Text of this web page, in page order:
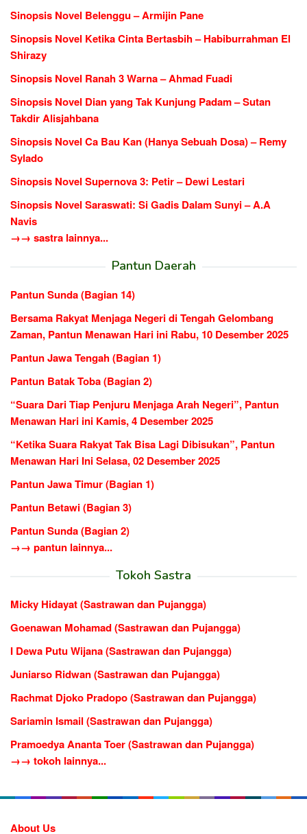
Sinopsis Novel Belenggu – Armijin Pane
Sinopsis Novel Ketika Cinta Bertasbih – Habiburrahman El
Shirazy
Sinopsis Novel Ranah 3 Warna – Ahmad Fuadi
Sinopsis Novel Dian yang Tak Kunjung Padam – Sutan
Takdir Alisjahbana
Sinopsis Novel Ca Bau Kan (Hanya Sebuah Dosa) – Remy
Sylado
Sinopsis Novel Supernova 3: Petir – Dewi Lestari
Sinopsis Novel Saraswati: Si Gadis Dalam Sunyi – A.A
Navis
→→ sastra lainnya...
Pantun Daerah
Pantun Sunda (Bagian 14)
Bersama Rakyat Menjaga Negeri di Tengah Gelombang
Zaman, Pantun Menawan Hari ini Rabu, 10 Desember 2025
Pantun Jawa Tengah (Bagian 1)
Pantun Batak Toba (Bagian 2)
“Suara Dari Tiap Penjuru Menjaga Arah Negeri”, Pantun
Menawan Hari ini Kamis, 4 Desember 2025
“Ketika Suara Rakyat Tak Bisa Lagi Dibisukan”, Pantun
Menawan Hari Ini Selasa, 02 Desember 2025
Pantun Jawa Timur (Bagian 1)
Pantun Betawi (Bagian 3)
Pantun Sunda (Bagian 2)
→→ pantun lainnya...
Tokoh Sastra
Micky Hidayat (Sastrawan dan Pujangga)
Goenawan Mohamad (Sastrawan dan Pujangga)
I Dewa Putu Wijana (Sastrawan dan Pujangga)
Juniarso Ridwan (Sastrawan dan Pujangga)
Rachmat Djoko Pradopo (Sastrawan dan Pujangga)
Sariamin Ismail (Sastrawan dan Pujangga)
Pramoedya Ananta Toer (Sastrawan dan Pujangga)
→→ tokoh lainnya...
About Us